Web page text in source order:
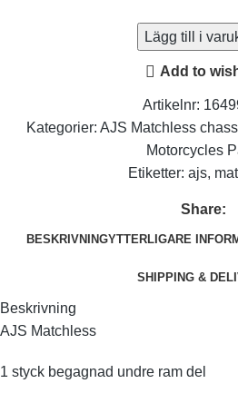
Lägg till i
Add to
Artikelnr:
Kategorier: AJS Matchless
Motorcycles
Etiketter: ajs,
Share:
BESKRIVNINGYTTERLIGARE
SHIPPING &
Beskrivning
AJS Matchless
1 styck begagnad undre ram del